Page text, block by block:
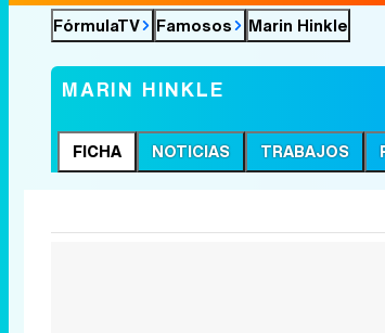
FórmulaTV Famosos Marin Hinkle
MARIN HINKLE
FICHA NOTICIAS TRABAJOS